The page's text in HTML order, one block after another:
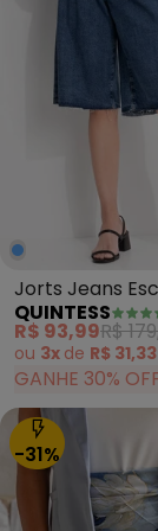
Jorts Jeans
Jeans
QUINTESS
R$ 93,99R$
ou 3x de R$ 31,33
GANHE 30%
-31%